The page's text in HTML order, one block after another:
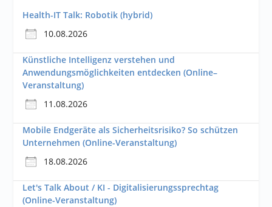
Health-IT Talk: Robotik (hybrid)
10.08.2026
Künstliche Intelligenz verstehen und
Anwendungsmöglichkeiten entdecken (Online–
Veranstaltung)
11.08.2026
Mobile Endgeräte als Sicherheitsrisiko? So schützen
Unternehmen (Online-Veranstaltung)
18.08.2026
Let's Talk About / KI - Digitalisierungssprechtag
(Online-Veranstaltung)